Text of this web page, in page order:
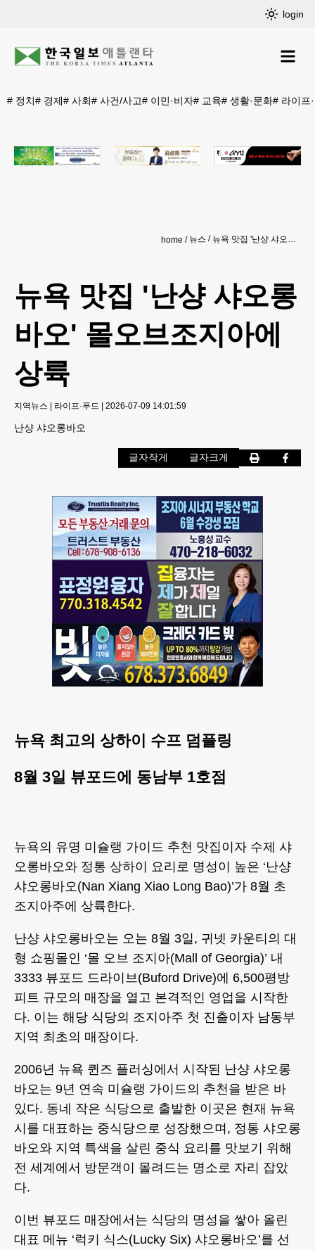
login
# 정치# 경제# 사회# 사건/사고# 이민·비자# 교육# 생활·문화# 라이프
home 뉴스 뉴욕 맛집 '난샹 샤오롱바오' 몰오브조지아에 상륙
뉴욕 맛집 '난샹 샤오롱
바오' 몰오브조지아에
상륙
지역뉴스 | 라이프·푸드 | 2026-07-09 14:01:59
난샹 샤오롱바오
글자작게 글자크게
뉴욕 최고의 상하이 수프 덤플링
8월 3일 뷰포드에 동남부 1호점
뉴욕의 유명 미슐랭 가이드 추천 맛집이자 수제 샤
오롱바오와 정통 상하이 요리로 명성이 높은 ‘난샹
샤오롱바오(Nan Xiang Xiao Long Bao)’가 8월 초
조지아주에 상륙한다.
난샹 샤오롱바오는 오는 8월 3일, 귀넷 카운티의 대
형 쇼핑몰인 ‘몰 오브 조지아(Mall of Georgia)’ 내
3333 뷰포드 드라이브(Buford Drive)에 6,500평방
피트 규모의 매장을 열고 본격적인 영업을 시작한
다. 이는 해당 식당의 조지아주 첫 진출이자 남동부
지역 최초의 매장이다.
2006년 뉴욕 퀸즈 플러싱에서 시작된 난샹 샤오롱
바오는 9년 연속 미슐랭 가이드의 추천을 받은 바
있다. 동네 작은 식당으로 출발한 이곳은 현재 뉴욕
시를 대표하는 중식당으로 성장했으며, 정통 샤오롱
바오와 지역 특색을 살린 중식 요리를 맛보기 위해
전 세계에서 방문객이 몰려드는 명소로 자리 잡았
다.
이번 뷰포드 매장에서는 식당의 명성을 쌓아 올린
대표 메뉴 ‘럭키 식스(Lucky Six) 샤오롱바오’를 선